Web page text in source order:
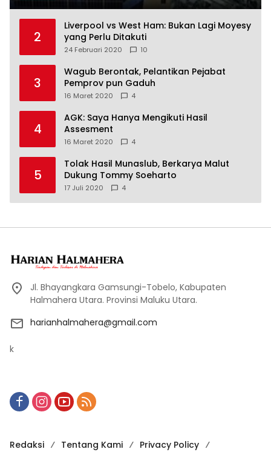
2
Liverpool vs West Ham: Bukan Lagi Moyesy
yang Perlu Ditakuti
24 Februari 2020 10
3
Wagub Berontak, Pelantikan Pejabat
Pemprov pun Gaduh
16 Maret 2020 4
4
AGK: Saya Hanya Mengikuti Hasil
Assesment
16 Maret 2020 4
5
Tolak Hasil Munaslub, Berkarya Malut
Dukung Tommy Soeharto
17 Juli 2020 4
Jl. Bhayangkara Gamsungi-Tobelo, Kabupaten
Halmahera Utara. Provinsi Maluku Utara.
harianhalmahera@gmail.com
k
Redaksi Tentang Kami Privacy Policy